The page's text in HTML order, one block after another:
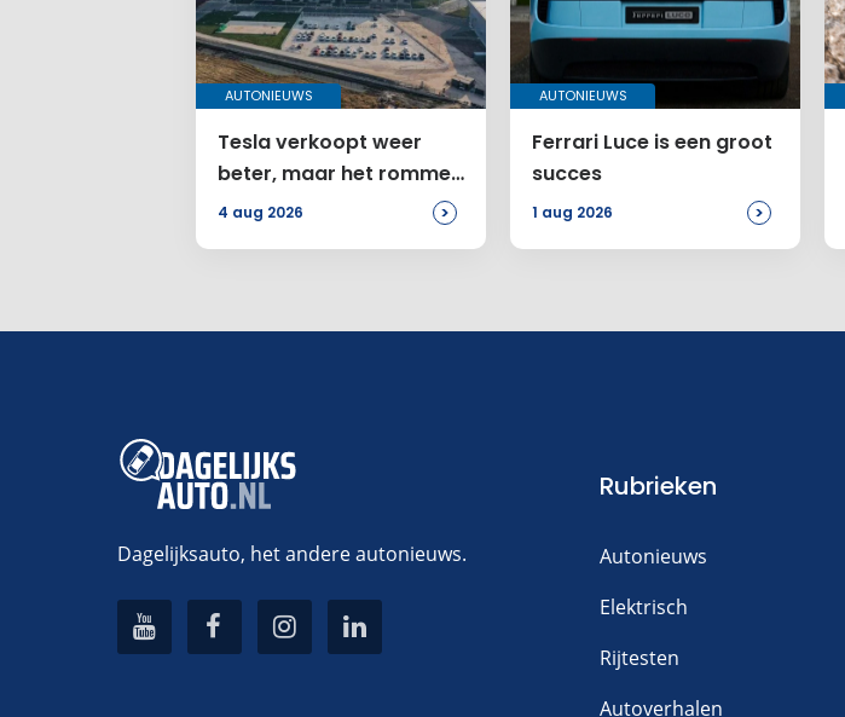
E-mail*
Site
Voeg een reactie toe
AUTONIEUWS
Tesla verkoopt weer
beter, maar het rommelt
bij de Amerikanen
4 aug 2026 >
AUTONIEUWS
Ferrari Luce is een groot
succes
1 aug 2026 >
Dagelijksauto, het andere autonieuws.
Rubrieken
Autonieuws
Elektrisch
Rijtesten
Autoverhalen